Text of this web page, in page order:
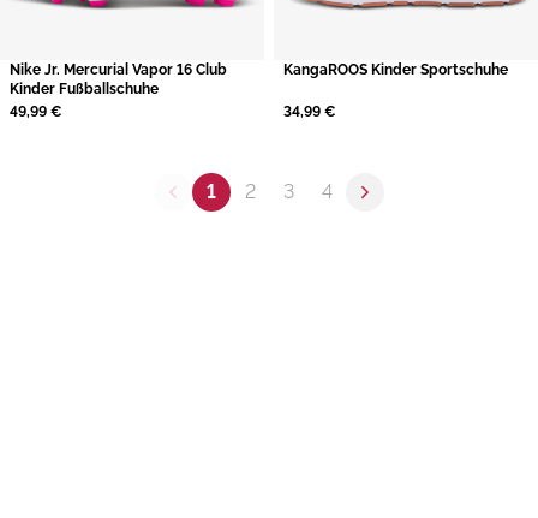
Nike Jr. Mercurial Vapor 16 Club
Kinder Fußballschuhe
49,99 €
KangaROOS Kinder Sportschuhe
34,99 €
Previous page
1 2 3 4 Next page